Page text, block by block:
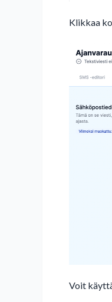
Klikkaa
Voit